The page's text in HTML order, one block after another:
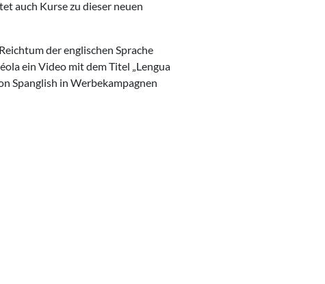
auch Kurse zu dieser neuen
der englischen Sprache
ein Video mit dem Titel „Lengua
Spanglish in Werbekampagnen